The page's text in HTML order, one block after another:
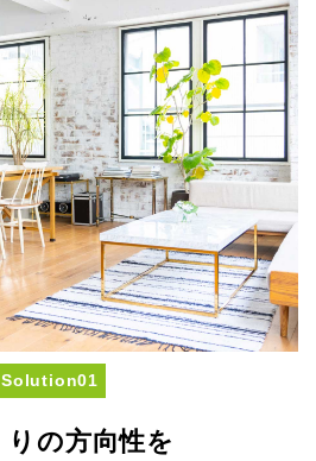
Solution01
りの方向性を